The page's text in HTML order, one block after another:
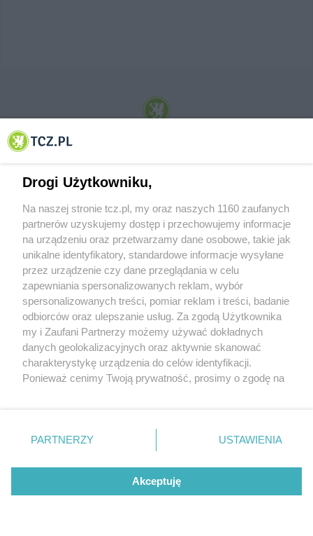
© 2001-2026 Tczew - TCZ.PL Sp. z o.o. Internetowy Serwis Informacyjny Miasta
O FIRMIE POLITYKA PRYWATNOŚCI HOSTING
REKLAMA WSPÓŁPRACA RSS FACEBOOK KONTAKT
Nasze serwisy
Aktualności
Tcz24
Historia miasta
Muzyka i kultura
Archiwum wydarzeń
Zdjęcia miasta
Drogi Użytkowniku,
Na naszej stronie tcz.pl, my oraz naszych 1160 zaufanych
partnerów uzyskujemy dostęp i przechowujemy informacje
na urządzeniu oraz przetwarzamy dane osobowe, takie jak
unikalne identyfikatory, standardowe informacje wysyłane
przez urządzenie czy dane przeglądania w celu
zapewniania spersonalizowanych reklam, wybór
spersonalizowanych treści, pomiar reklam i treści, badanie
odbiorców oraz ulepszanie usług. Za zgodą Użytkownika
my i Zaufani Partnerzy możemy używać dokładnych
danych geolokalizacyjnych oraz aktywnie skanować
charakterystykę urządzenia do celów identyfikacji.
Ponieważ cenimy Twoją prywatność, prosimy o zgodę na
znajdujący się w lewym dolnym rogu strony
. Niektóre
przetwarzaniu. Preferencje będą miały zastosowania tylko
PARTNERZY USTAWIENIA
Akceptuję